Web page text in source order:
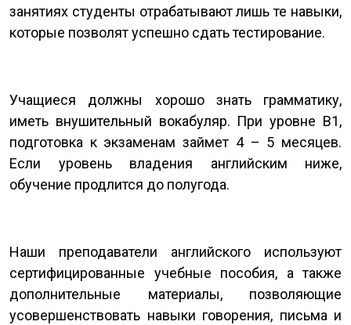
занятиях студенты отрабатывают лишь те навыки,
которые позволят успешно сдать тестирование.
Учащиеся должны хорошо знать грамматику,
иметь внушительный вокабуляр. При уровне B1,
подготовка к экзаменам займет 4 – 5 месяцев.
Если уровень владения английским ниже,
обучение продлится до полугода.
Наши преподаватели английского используют
сертифицированные учебные пособия, а также
дополнительные материалы, позволяющие
усовершенствовать навыки говорения, письма и